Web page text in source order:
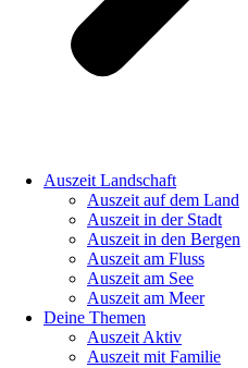
Auszeit Landschaft
Auszeit auf dem Land
Auszeit in der Stadt
Auszeit in den Bergen
Auszeit am Fluss
Auszeit am See
Auszeit am Meer
Deine Themen
Auszeit Aktiv
Auszeit mit Familie